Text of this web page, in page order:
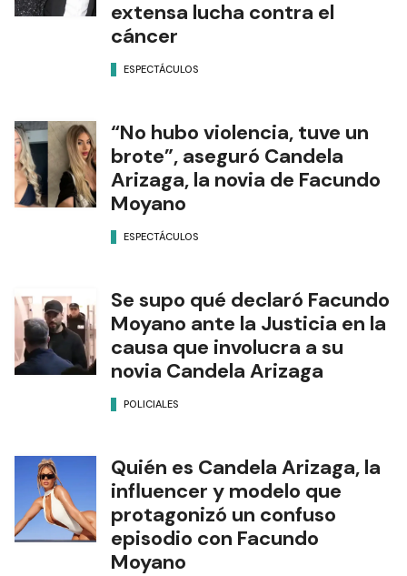
extensa lucha contra el
cáncer
ESPECTÁCULOS
“No hubo violencia, tuve un
brote”, aseguró Candela
Arizaga, la novia de Facundo
Moyano
ESPECTÁCULOS
Se supo qué declaró Facundo
Moyano ante la Justicia en la
causa que involucra a su
novia Candela Arizaga
POLICIALES
Quién es Candela Arizaga, la
influencer y modelo que
protagonizó un confuso
episodio con Facundo
Moyano